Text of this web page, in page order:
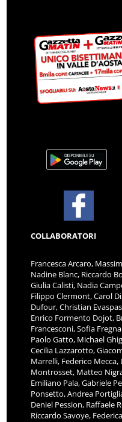
COLLABORATORI
Francesca Arcaro,
Nadine Blanc, Riccardo
Giulia Calisti, Nadia
Filippo Clermont, Carol
Dufour, Christian
Enrico Formento Dojot,
Francesconi, Sofia
Paolo Gatto, Michael
Cecilia Lazzarotto,
Marrelli, Federico
Montrosset, Matteo
Emiliano Pala, Gabriele
Ponsetto, Andrea
Deniel Pession, Raffaele
Riccardo Savoye,